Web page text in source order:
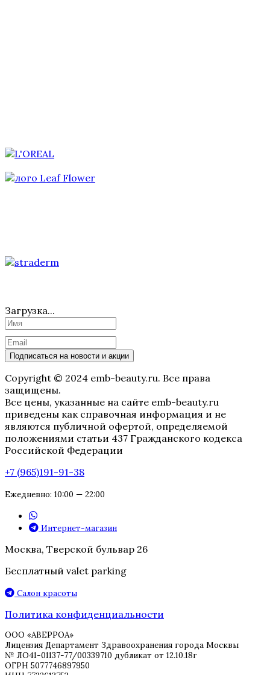
Загрузка...
Подписаться на новости и акции
Copyright © 2024 emb-beauty.ru. Все права
защищены.
Все цены, указанные на сайте emb-beauty.ru
приведены как справочная информация и не
являются публичной офертой, определяемой
положениями статьи 437 Гражданского кодекса
Российской Федерации
+7 (965)191-91-38
Ежедневно: 10:00 — 22:00
Интернет-магазин
Москва, Тверской бульвар 26
Бесплатный valet parking
Салон красоты
Политика конфиденциальности
ООО «АВЕРРОА»
Лицензия Департамент Здравоохранения города Москвы
№ ЛО41-01137-77/00339710 дубликат от 12.10.18г
ОГРН 5077746897950